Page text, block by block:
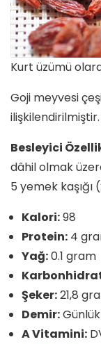
Kurt üzümü
Goji meyvesi
Besleyici
dâhil olmak
5 yemek
Kalori:98
Protein: 4
Yağ:0.1 gram
Şeker:21,8
Demir:
A Vitamini: